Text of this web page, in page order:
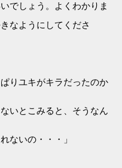
でしょう。よくわかりま
ようにしてくださ
りユキがキラだったのか
いとこみると、そうなん
ないの・・・」